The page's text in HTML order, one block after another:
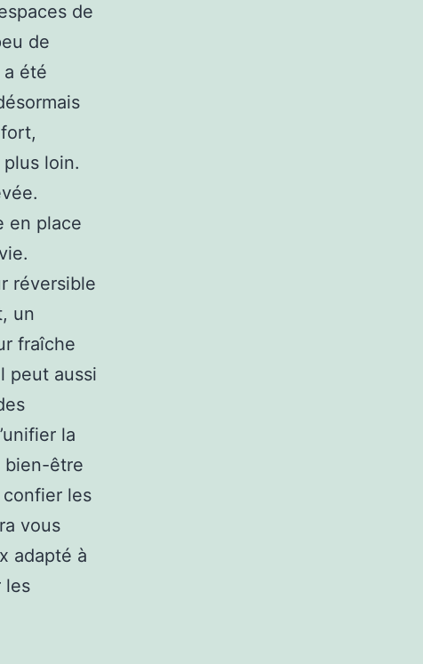
de
de
été
plus loin.
en place
réversible
un
fraîche
peut aussi
la
bien-être
les
vous
adapté à
les